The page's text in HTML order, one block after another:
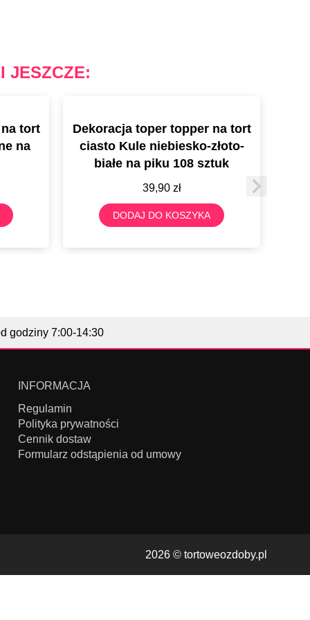
JESZCZE:
tort
na
Dekoracja toper topper na tort
ciasto Kule niebiesko-złoto-
białe na piku 108 sztuk
39,90 zł
DODAJ DO KOSZYKA
godziny 7:00-14:30
INFORMACJA
Regulamin
Polityka prywatności
Cennik dostaw
Formularz odstąpienia od umowy
2026 © tortoweozdoby.pl